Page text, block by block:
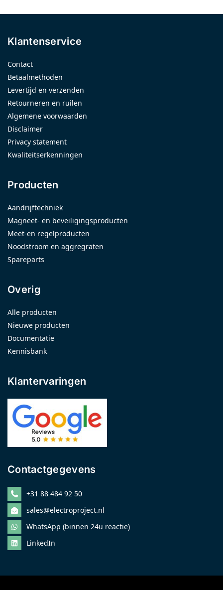
Klantenservice
Contact
Betaalmethoden
Levertijd en verzenden
Retourneren en ruilen
Algemene voorwaarden
Disclaimer
Privacy statement
Kwaliteitserkenningen
Producten
Aandrijftechniek
Magneet- en beveiligingsproducten
Meet-en regelproducten
Noodstroom en aggregraten
Spareparts
Overig
Alle producten
Nieuwe producten
Documentatie
Kennisbank
Klantervaringen
Contactgegevens
+31 88 484 92 50
sales@electroproject.nl
WhatsApp (binnen 24u reactie)
LinkedIn